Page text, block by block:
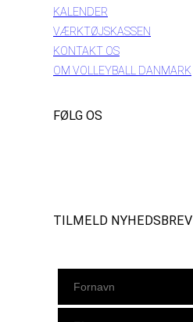
KALENDER
VÆRKTØJSKASSEN
KONTAKT OS
OM VOLLEYBALL DANMARK
FØLG OS
TILMELD NYHEDSBREV